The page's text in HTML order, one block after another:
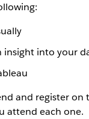
insight into your
and register
attend each one.